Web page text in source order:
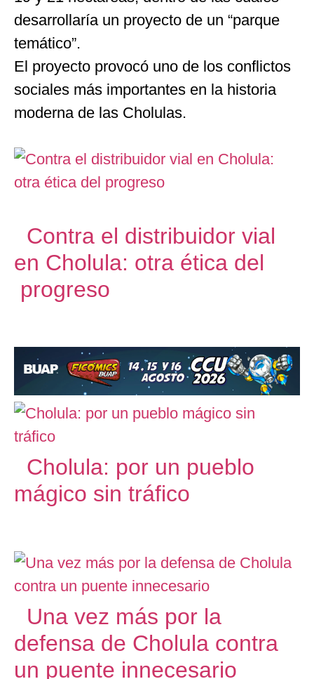
desarrollaría un proyecto de un “parque
temático”.
El proyecto provocó uno de los conflictos
sociales más importantes en la historia
moderna de las Cholulas.
Contra el distribuidor vial
en Cholula: otra ética del
progreso
Cholula: por un pueblo
mágico sin tráfico
Una vez más por la
defensa de Cholula contra
un puente innecesario